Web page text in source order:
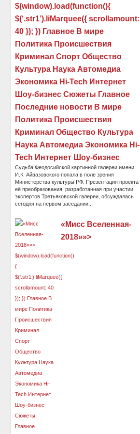
$(window).load(function(){
$(‘.str1’).liMarquee({ scrollamount:
40 }); }) Главное В мире
Политика Происшествия
Криминал Спорт Общество
Культура Наука Автомедиа
Экономика Hi-Tech Интернет
Шоу-бизнес Сюжеты Главное
Последние новости В мире
Политика Происшествия
Криминал Общество Культура
Наука Автомедиа Экономика Hi-
Tech Интернет Шоу-бизнес
Судьба Феодосийской картинной галереи имени
И.К. Айвазовского попала в поле зрения
Министерства культуры РФ. Презентация проекта
её преобразования, разработанная при участии
экспертов Третьяковской галереи, обсуждалась
сегодня на первом заседании...
«Мисс Вселенная-
2018»»>